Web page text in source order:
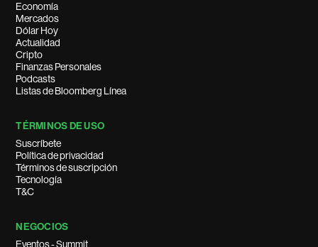
Economía
Mercados
Dólar Hoy
Actualidad
Cripto
Finanzas Personales
Podcasts
Listas de Bloomberg Línea
TÉRMINOS DE USO
Suscríbete
Política de privacidad
Términos de suscripción
Tecnología
T&C
NEGOCIOS
Eventos - Summit